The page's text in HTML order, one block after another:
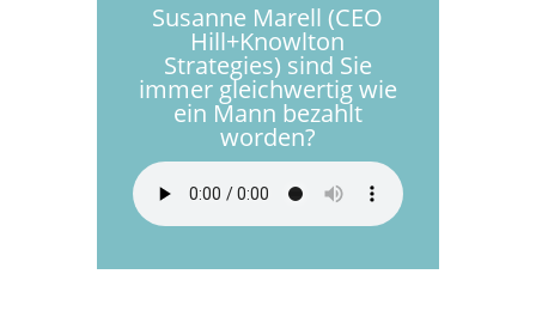
Susanne Marell (CEO
Hill+Knowlton
Strategies) sind Sie
immer gleichwertig wie
ein Mann bezahlt
worden?